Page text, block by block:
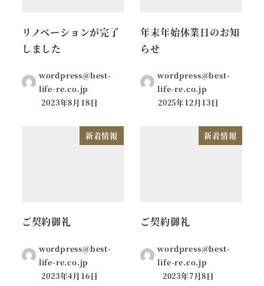
リノベーションが完了
しました
wordpress@best-
life-re.co.jp
2023年8月18日
年末年始休業日のお知
らせ
wordpress@best-
life-re.co.jp
2025年12月13日
新着情報
ご契約御礼
wordpress@best-
life-re.co.jp
2023年4月16日
新着情報
ご契約御礼
wordpress@best-
life-re.co.jp
2023年7月8日